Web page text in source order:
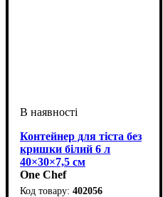
Контейнер для тіста без
кришки білий 6 л
40×30×7,5 см
One Chef
402056